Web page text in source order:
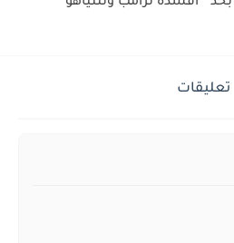
تعليقات